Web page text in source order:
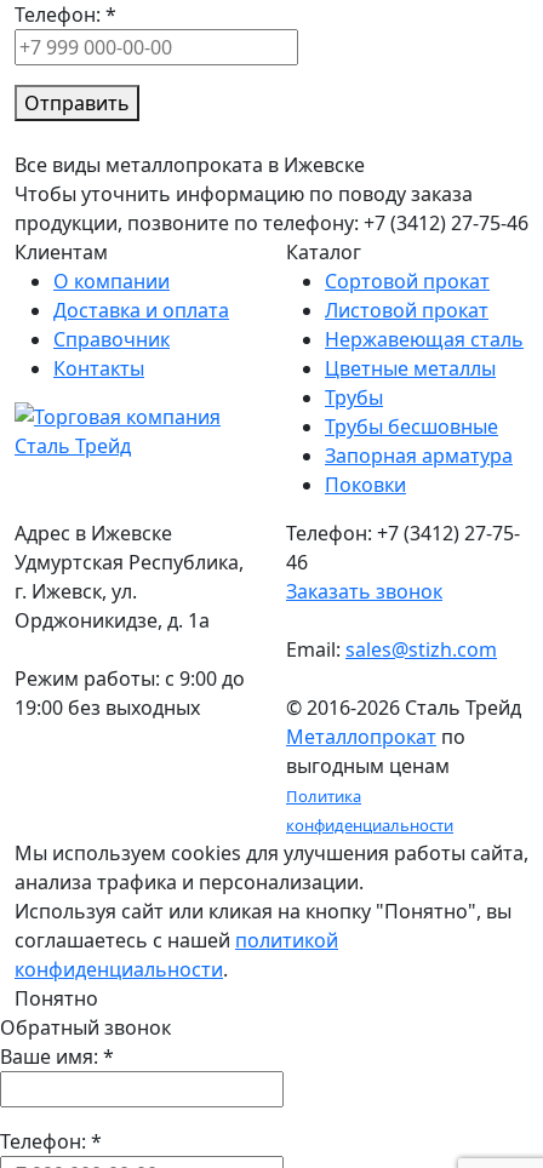
Телефон: *
Отправить
Все виды металлопроката в Ижевске
Чтобы уточнить информацию по поводу заказа
продукции, позвоните по телефону: +7 (3412) 27-75-46
Клиентам
О компании
Доставка и оплата
Справочник
Контакты
Каталог
Сортовой прокат
Листовой прокат
Нержавеющая сталь
Цветные металлы
Трубы
Трубы бесшовные
Запорная арматура
Поковки
Адрес в Ижевске
Удмуртская Республика,
г. Ижевск, ул.
Орджоникидзе, д. 1а
Режим работы: c 9:00 до
19:00 без выходных
Телефон: +7 (3412) 27-75-
46
Заказать звонок
Email: sales@stizh.com
© 2016-2026 Сталь Трейд
Металлопрокат по
выгодным ценам
Политика
конфиденциальности
Мы используем cookies для улучшения работы сайта,
анализа трафика и персонализации.
Используя сайт или кликая на кнопку "Понятно", вы
соглашаетесь с нашей политикой
конфиденциальности.
Понятно
Обратный звонок
Ваше имя: *
Телефон: *